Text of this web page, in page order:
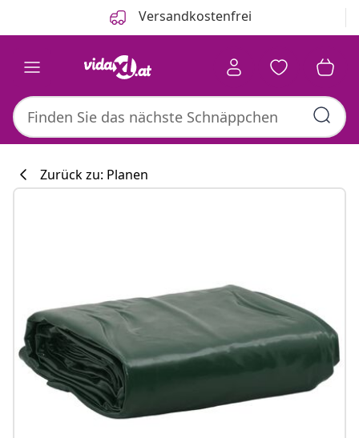
Versandkostenfrei
#sharemevidaxl
Zurück zu: Planen